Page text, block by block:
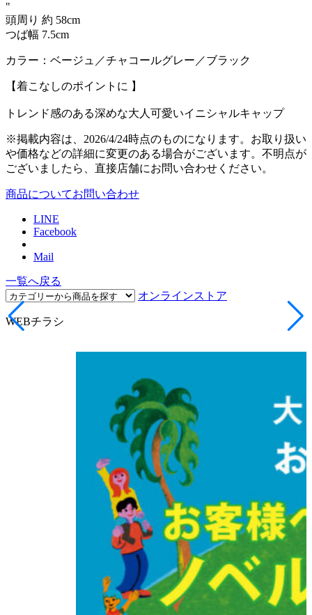
"
頭周り 約 58cm
つば幅 7.5cm
カラー：ベージュ／チャコールグレー／ブラック
【着こなしのポイントに 】
トレンド感のある深めな大人可愛いイニシャルキャップ
※掲載内容は、2026/4/24時点のものになります。お取り扱い
や価格などの詳細に変更のある場合がございます。不明点が
ございましたら、直接店舗にお問い合わせください。
商品についてお問い合わせ
LINE
Facebook
Mail
一覧へ戻る
オンラインストア
WEBチラシ